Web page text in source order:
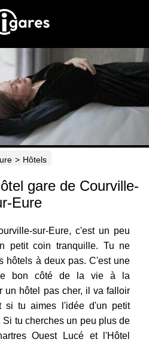
Location de voiture
Hôtels
Taxis
Horaires
> Hôtels
gare de Courville-
Eure
sur-Eure, c'est un peu
petit coin tranquille. Tu ne
hôtels à deux pas. C'est une
bon côté de la vie à la
un hôtel pas cher, il va falloir
si tu aimes l'idée d'un petit
tu cherches un peu plus de
Ouest Lucé et l'Hôtel